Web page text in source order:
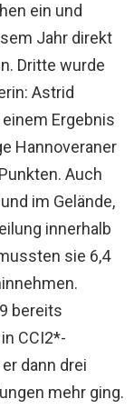
ein und
Jahr direkt
Dritte wurde
Astrid
Ergebnis
Hannoveraner
Auch
im Gelände,
innerhalb
sie 6,4
bereits
CCI2*-
dann drei
mehr ging.